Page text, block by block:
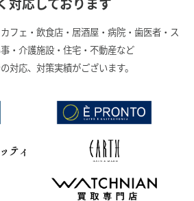
フェ・飲食店・居酒屋・病院・歯医者・ス
・介護施設・住宅・不動産など
対応、対策実績がございます。